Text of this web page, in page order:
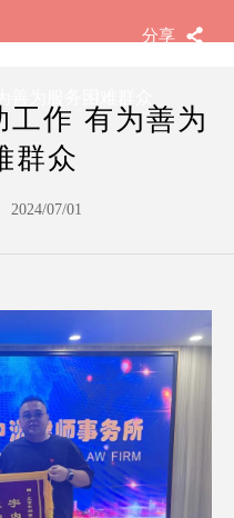
分享
工作 有为善为
群众
2024/07/01